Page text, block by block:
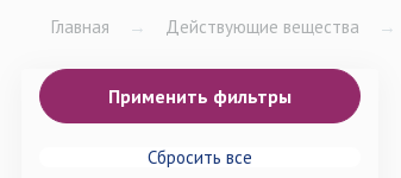
Главная → Действующие вещества →